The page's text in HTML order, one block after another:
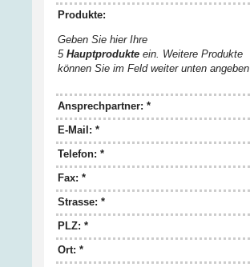
Produkte:
Geben Sie hier Ihre
5 Hauptprodukte ein. Weitere Produkte
können Sie im Feld weiter unten angeben
Ansprechpartner: *
E-Mail: *
Telefon: *
Fax: *
Strasse: *
PLZ: *
Ort: *